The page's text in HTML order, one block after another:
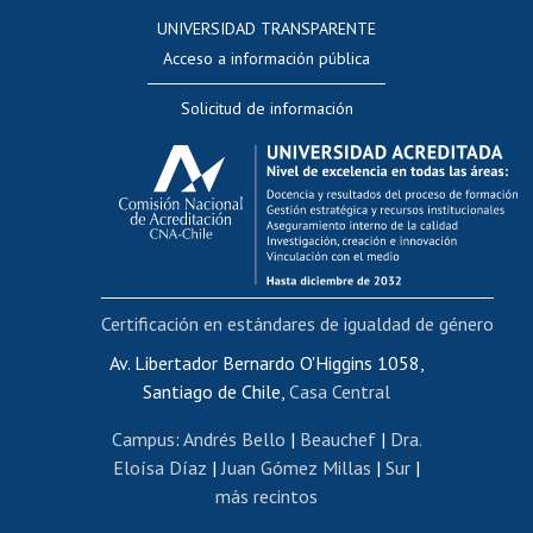
Evaluación docente
Calificación académica
Postulación al AUCAI
Funcionarias/os
Cursos internos de capacitación
Bienestar del personal
Portal de movilidad interna
Certificado de renta
Certificado de renta honorarios
Editar páginas blancas
Extranjeras/os
UNIVERSIDAD TRANSPARENTE
Acceso a información pública
Solicitud de información
Av. Libertador Bernardo O'Higgins 1058,
Santiago de Chile, Casa Central
Campus: Andrés Bello | Beauchef| Dra.
Eloísa Díaz |Juan Gómez Millas | Sur |
más recintos
Certificación en estándares de igualdad de género